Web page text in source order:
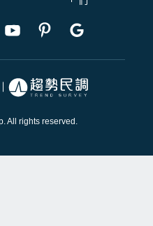
All rights reserved.